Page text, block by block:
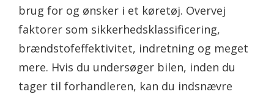
brug for og ønsker i et køretøj. Overvej
faktorer som sikkerhedsklassificering,
brændstofeffektivitet, indretning og meget
mere. Hvis du undersøger bilen, inden du
tager til forhandleren, kan du indsnævre